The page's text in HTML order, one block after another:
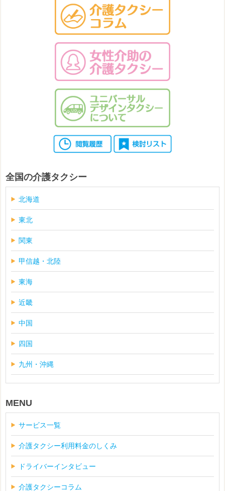
全国の介護タクシー
北海道
東北
関東
甲信越・北陸
東海
近畿
中国
四国
九州・沖縄
MENU
サービス一覧
介護タクシー利用料金のしくみ
ドライバーインタビュー
介護タクシーコラム